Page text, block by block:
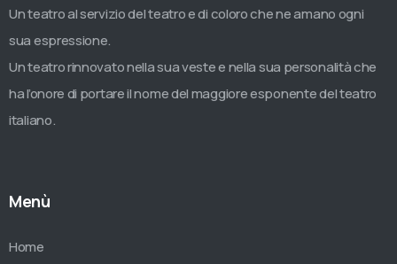
Un teatro al servizio del teatro e di coloro che ne amano ogni
sua espressione.
Un teatro rinnovato nella sua veste e nella sua personalità che
ha l’onore di portare il nome del maggiore esponente del teatro
italiano.
Menù
Home